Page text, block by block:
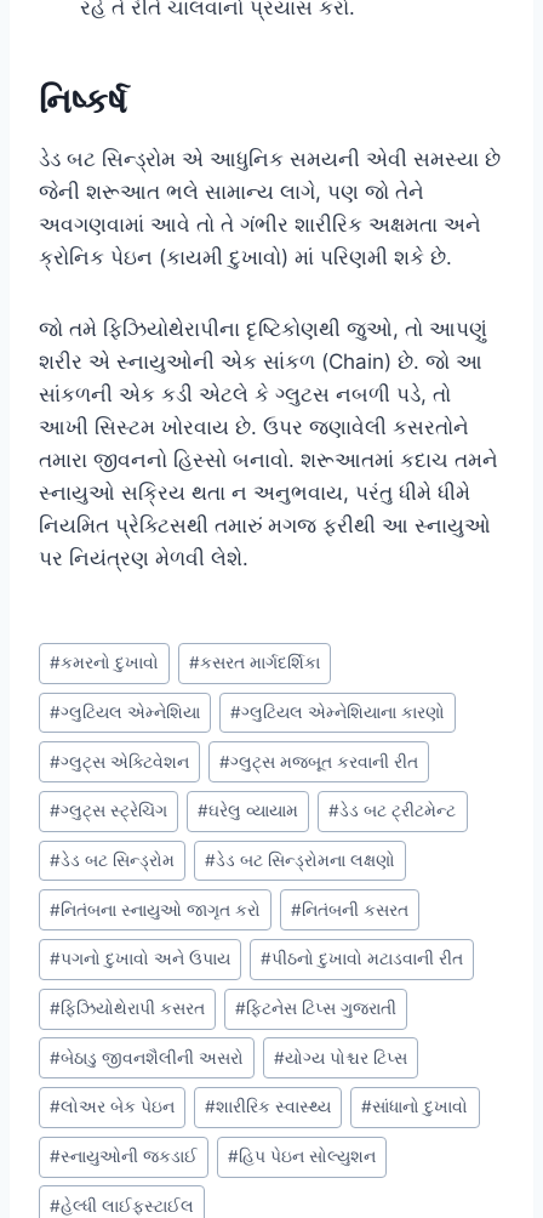
રહે તે રીતે ચાલવાનો પ્રયાસ કરો.
નિષ્કર્ષ
ડેડ બટ સિન્ડ્રોમ એ આધુનિક સમયની એવી સમસ્યા છે
જેની શરૂઆત ભલે સામાન્ય લાગે, પણ જો તેને
અવગણવામાં આવે તો તે ગંભીર શારીરિક અક્ષમતા અને
ક્રોનિક પેઇન (કાયમી દુખાવો) માં પરિણમી શકે છે.
જો તમે ફિઝિયોથેરાપીના દૃષ્ટિકોણથી જુઓ, તો આપણું
શરીર એ સ્નાયુઓની એક સાંકળ (Chain) છે. જો આ
સાંકળની એક કડી એટલે કે ગ્લુટસ નબળી પડે, તો
આખી સિસ્ટમ ખોરવાય છે. ઉપર જણાવેલી કસરતોને
તમારા જીવનનો હિસ્સો બનાવો. શરૂઆતમાં કદાચ તમને
સ્નાયુઓ સક્રિય થતા ન અનુભવાય, પરંતુ ધીમે ધીમે
નિયમિત પ્રેક્ટિસથી તમારું મગજ ફરીથી આ સ્નાયુઓ
પર નિયંત્રણ મેળવી લેશે.
Post
Tags:
#કમરનો દુખાવો #કસરત માર્ગદર્શિકા
#ગ્લુટિયલ એમ્નેશિયા #ગ્લુટિયલ એમ્નેશિયાના કારણો
#ગ્લુટ્સ એક્ટિવેશન #ગ્લુટ્સ મજબૂત કરવાની રીત
#ગ્લુટ્સ સ્ટ્રેચિંગ #ઘરેલુ વ્યાયામ #ડેડ બટ ટ્રીટમેન્ટ
#ડેડ બટ સિન્ડ્રોમ #ડેડ બટ સિન્ડ્રોમના લક્ષણો
#નિતંબના સ્નાયુઓ જાગૃત કરો #નિતંબની કસરત
#પગનો દુખાવો અને ઉપાય #પીઠનો દુખાવો મટાડવાની રીત
#ફિઝિયોથેરાપી કસરત #ફિટનેસ ટિપ્સ ગુજરાતી
#બેઠાડુ જીવનશૈલીની અસરો #યોગ્ય પોશ્ચર ટિપ્સ
#લોઅર બેક પેઇન #શારીરિક સ્વાસ્થ્ય #સાંધાનો દુખાવો
#સ્નાયુઓની જકડાઈ #હિપ પેઇન સોલ્યુશન
#હેલ્ધી લાઈફસ્ટાઈલ